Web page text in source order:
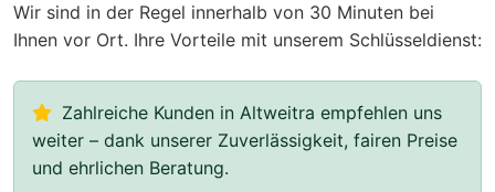
Wir sind in der Regel innerhalb von 30 Minuten bei
Ihnen vor Ort. Ihre Vorteile mit unserem Schlüsseldienst:
Zahlreiche Kunden in Altweitra empfehlen uns
weiter – dank unserer Zuverlässigkeit, fairen Preise
und ehrlichen Beratung.